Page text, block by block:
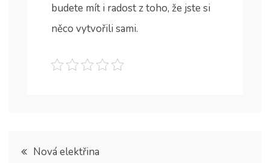
budete mít i radost z toho, že jste si
něco vytvořili sami.
Navigace
Nová elektřina